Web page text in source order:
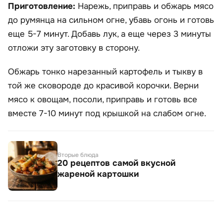
Приготовление: Нарежь, приправь и обжарь мясо
до румянца на сильном огне, убавь огонь и готовь
еще 5-7 минут. Добавь лук, а еще через 3 минуты
отложи эту заготовку в сторону.
Обжарь тонко нарезанный картофель и тыкву в
той же сковороде до красивой корочки. Верни
мясо к овощам, посоли, приправь и готовь все
вместе 7-10 минут под крышкой на слабом огне.
Вторые блюда
20 рецептов самой вкусной
жареной картошки